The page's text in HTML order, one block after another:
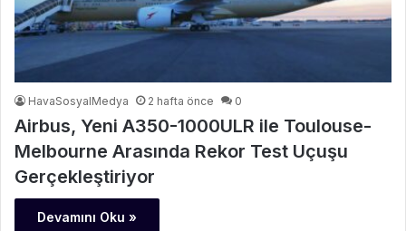
HavaSosyalMedya 2 hafta önce 0
Airbus, Yeni A350-1000ULR ile Toulouse-
Melbourne Arasında Rekor Test Uçuşu
Gerçekleştiriyor
Devamını Oku »